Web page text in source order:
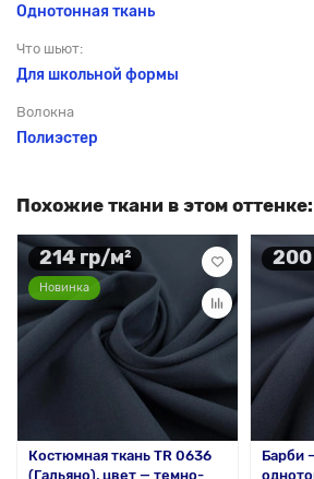
Однотонная ткань
Что шьют:
Для школьной формы
Волокна
Полиэстер
Похожие ткани в этом оттенке:
214 гр/м²
Новинка
Костюмная ткань TR 0636
(Гальяно), цвет — темно-
200
Барби